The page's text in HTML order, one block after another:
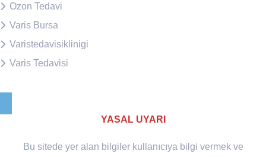
Ozon Tedavi
Varis Bursa
Varistedavisiklinigi
Varis Tedavisi
YASAL UYARI
Bu sitede yer alan bilgiler kullanıcıya bilgi vermek ve